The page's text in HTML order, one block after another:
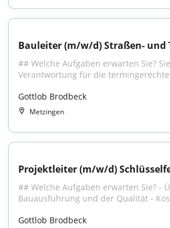
Bauleiter (m/w/d) Straßen- und
## Welche Aufgaben erwarten Sie?
Verantwortung für die
Gottlob Brodbeck
Metzingen
Projektleiter (m/w/d)
## Welche Aufgaben erwarten Sie? -
Bauausführung und der Qualität -
Gottlob Brodbeck